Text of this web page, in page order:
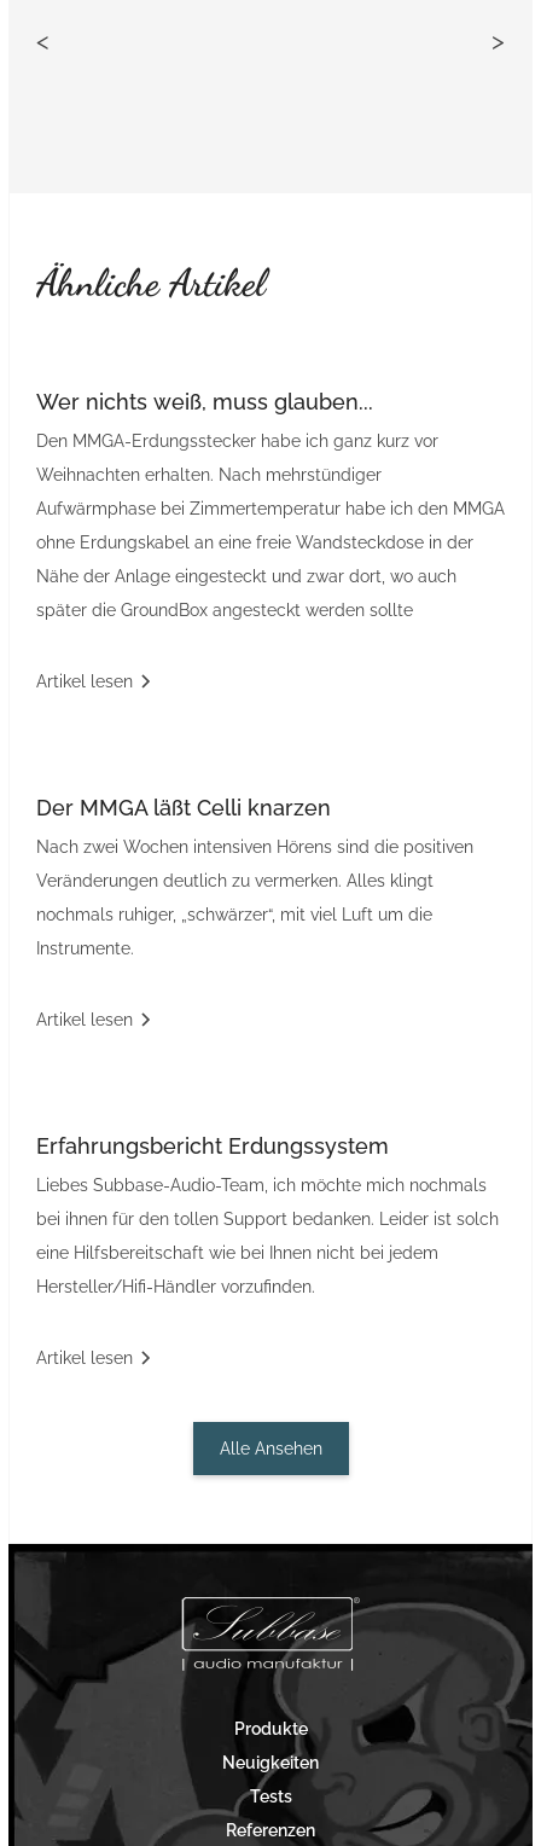
< >
Ähnliche Artikel
Wer nichts weiß, muss glauben...
Den MMGA-Erdungsstecker habe ich ganz kurz vor
Weihnachten erhalten. Nach mehrstündiger
Aufwärmphase bei Zimmertemperatur habe ich den MMGA
ohne Erdungskabel an eine freie Wandsteckdose in der
Nähe der Anlage eingesteckt und zwar dort, wo auch
später die GroundBox angesteckt werden sollte
Artikel lesen
Der MMGA läßt Celli knarzen
Nach zwei Wochen intensiven Hörens sind die positiven
Veränderungen deutlich zu vermerken. Alles klingt
nochmals ruhiger, „schwärzer“, mit viel Luft um die
Instrumente.
Artikel lesen
Erfahrungsbericht Erdungssystem
Liebes Subbase-Audio-Team, ich möchte mich nochmals
bei ihnen für den tollen Support bedanken. Leider ist solch
eine Hilfsbereitschaft wie bei Ihnen nicht bei jedem
Hersteller/Hifi-Händler vorzufinden.
Artikel lesen
Alle Ansehen
Produkte
Neuigkeiten
Tests
Referenzen